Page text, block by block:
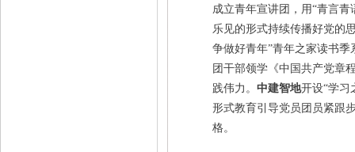
成立青年宣讲团，用“青言
乐见的形式持续传播好党的
争做好青年”青年之家读书
团干部领学《中国共产党章
践伟力。 中建智地开设“学习
形式教育引导党员团员紧跟
格。